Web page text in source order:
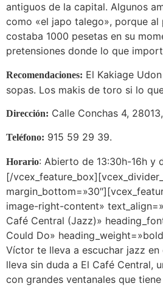
antiguos de la capital. Algunos
como «el japo talego», porque al
costaba 1000 pesetas en su
pretensiones donde lo que
Recomendaciones: El Kakiage
sopas. Los makis de toro si lo
Dirección: Calle Conchas 4,
Teléfono: 915 59 29 39.
Horario: Abierto de 13:30h-16h y
[/
image-right-content»
Café Central (Jazz)»
Could Do»
Víctor te lleva a escuchar jazz
lleva sin duda a El Café Central,
con grandes ventanales que